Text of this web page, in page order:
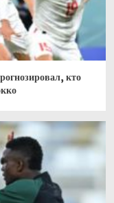
кто